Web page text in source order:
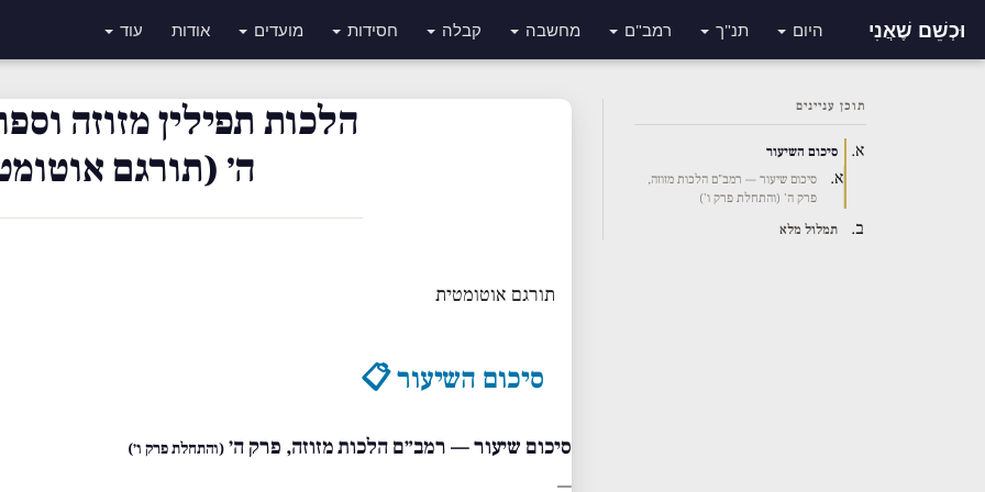
וּכְשֵׁם שֶׁאֲנִי היום תנ"ך רמב"ם מחשבה קבלה חסידות מועדים אודות עוד
תוכן עניינים
סיכום השיעור
סיכום שיעור — רמב"ם הלכות מזוזה,
פרק ה' (והתחלת פרק ו')
תמלול מלא
הלכות תפילין מזוזה
ה׳ (תורגם
תורגם אוטומטית
סיכום השיעור 📋
סיכום שיעור — רמב״ם הלכות מזוזה, פרק ה׳ (והתחלת פרק ו׳)
—